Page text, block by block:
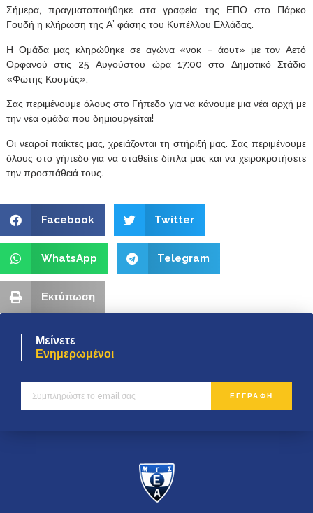
Σήμερα, πραγματοποιήθηκε στα γραφεία της ΕΠΟ στο Πάρκο
Γουδή η κλήρωση της Α’ φάσης του Κυπέλλου Ελλάδας.
Η Ομάδα μας κληρώθηκε σε αγώνα «νοκ – άουτ» με τον Αετό
Ορφανού στις 25 Αυγούστου ώρα 17:00 στο Δημοτικό Στάδιο
«Φώτης Κοσμάς».
Σας περιμένουμε όλους στο Γήπεδο για να κάνουμε μια νέα αρχή με
την νέα ομάδα που δημιουργείται!
Οι νεαροί παίκτες μας, χρειάζονται τη στήριξή μας. Σας περιμένουμε
όλους στο γήπεδο για να σταθείτε δίπλα μας και να χειροκροτήσετε
την προσπάθειά τους.
Facebook Twitter
WhatsApp Telegram
Εκτύπωση
Μείνετε
Ενημερωμένοι
ΕΓΓΡΑΦΗ